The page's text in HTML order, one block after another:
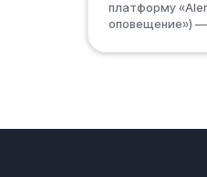
платформу
оповещение») —